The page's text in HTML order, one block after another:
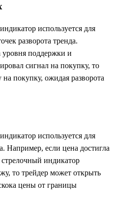
используется для
разворота тренда.
уровня поддержки и
сигнал на покупку, то
покупку, ожидая разворота
используется для
Например, если цена достигла
индикатор
то трейдер может открыть
цены от границы